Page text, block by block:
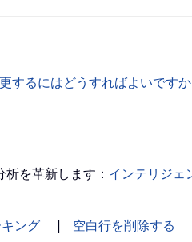
するにはどうすればよいですか
析を革新します： インテリジェ
ング ｜ 空白行を削除する